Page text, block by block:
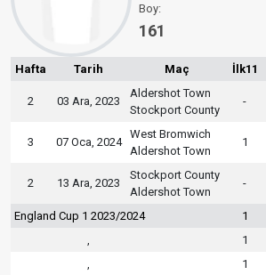
Boy:
161
Hafta Tarih Maç İlk11
2 03 Ara, 2023
Aldershot Town
Stockport County
-
3 07 Oca, 2024
West Bromwich
Aldershot Town
1
2 13 Ara, 2023
Stockport County
Aldershot Town
-
England Cup 1 2023/2024 1
1
1